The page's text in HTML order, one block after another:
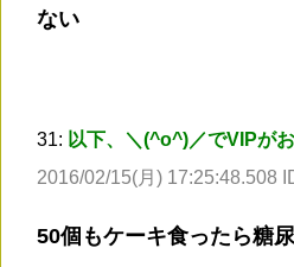
ない
31: 以下、＼(^o^)／でVIPが
2016/02/15(月) 17:25:48.508
50個もケーキ食ったら糖